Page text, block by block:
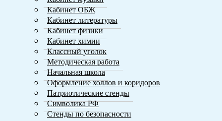
Кабинет ОБЖ
Кабинет литературы
Кабинет физики
Кабинет химии
Классный уголок
Методическая работа
Начальная школа
Оформление холлов и коридоров
Патриотические стенды
Символика РФ
Стенды по безопасности